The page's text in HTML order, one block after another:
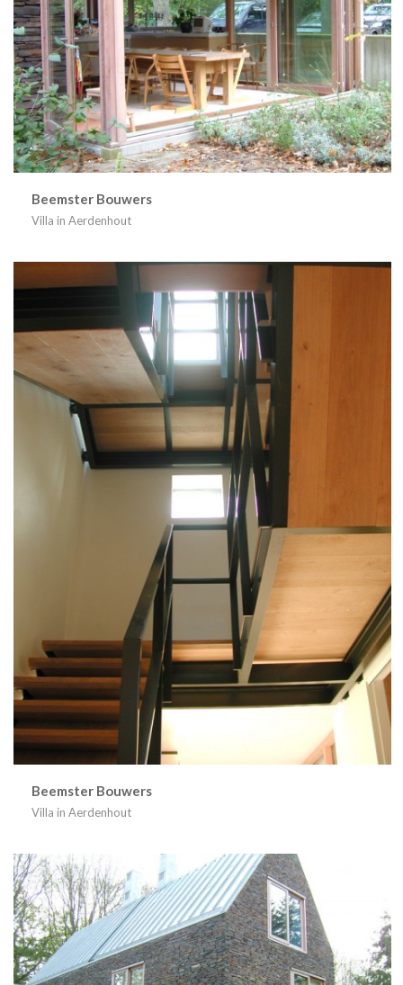
Beemster Bouwers
Villa in Aerdenhout
Beemster Bouwers
Villa in Aerdenhout